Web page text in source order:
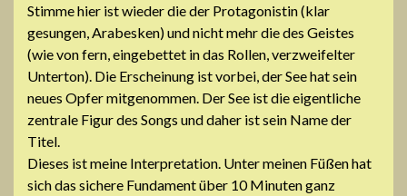
Stimme hier ist wieder die der Protagonistin (klar
gesungen, Arabesken) und nicht mehr die des Geistes
(wie von fern, eingebettet in das Rollen, verzweifelter
Unterton). Die Erscheinung ist vorbei, der See hat sein
neues Opfer mitgenommen. Der See ist die eigentliche
zentrale Figur des Songs und daher ist sein Name der
Titel.
Dieses ist meine Interpretation. Unter meinen Füßen hat
sich das sichere Fundament über 10 Minuten ganz